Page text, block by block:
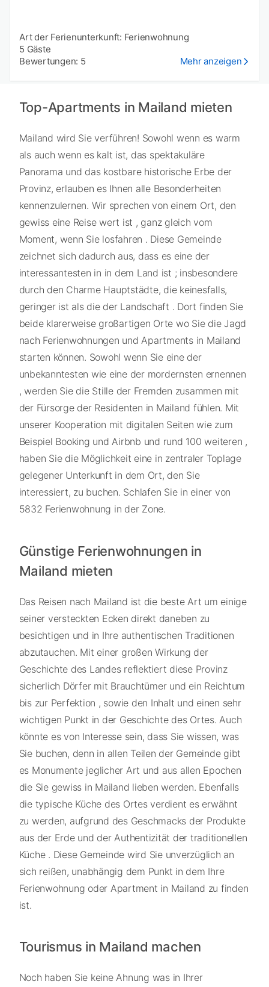
Art der Ferienunterkunft: Ferienwohnung
5 Gäste
Bewertungen: 5
Mehr anzeigen
Top-Apartments in Mailand mieten
Mailand wird Sie verführen! Sowohl wenn es warm
als auch wenn es kalt ist, das spektakuläre
Panorama und das kostbare historische Erbe der
Provinz, erlauben es Ihnen alle Besonderheiten
kennenzulernen. Wir sprechen von einem Ort, den
gewiss eine Reise wert ist , ganz gleich vom
Moment, wenn Sie losfahren . Diese Gemeinde
zeichnet sich dadurch aus, dass es eine der
interessantesten in in dem Land ist ; insbesondere
durch den Charme Hauptstädte, die keinesfalls,
geringer ist als die der Landschaft . Dort finden Sie
beide klarerweise großartigen Orte wo Sie die Jagd
nach Ferienwohnungen und Apartments in Mailand
starten können. Sowohl wenn Sie eine der
unbekanntesten wie eine der mordernsten ernennen
, werden Sie die Stille der Fremden zusammen mit
der Fürsorge der Residenten in Mailand fühlen. Mit
unserer Kooperation mit digitalen Seiten wie zum
Beispiel Booking und Airbnb und rund 100 weiteren ,
haben Sie die Möglichkeit eine in zentraler Toplage
gelegener Unterkunft in dem Ort, den Sie
interessiert, zu buchen. Schlafen Sie in einer von
5832 Ferienwohnung in der Zone.
Günstige Ferienwohnungen in
Mailand mieten
Das Reisen nach Mailand ist die beste Art um einige
seiner versteckten Ecken direkt daneben zu
besichtigen und in Ihre authentischen Traditionen
abzutauchen. Mit einer großen Wirkung der
Geschichte des Landes reflektiert diese Provinz
sicherlich Dörfer mit Brauchtümer und ein Reichtum
bis zur Perfektion , sowie den Inhalt und einen sehr
wichtigen Punkt in der Geschichte des Ortes. Auch
könnte es von Interesse sein, dass Sie wissen, was
Sie buchen, denn in allen Teilen der Gemeinde gibt
es Monumente jeglicher Art und aus allen Epochen
die Sie gewiss in Mailand lieben werden. Ebenfalls
die typische Küche des Ortes verdient es erwähnt
zu werden, aufgrund des Geschmacks der Produkte
aus der Erde und der Authentizität der traditionellen
Küche . Diese Gemeinde wird Sie unverzüglich an
sich reißen, unabhängig dem Punkt in dem Ihre
Ferienwohnung oder Apartment in Mailand zu finden
ist.
Tourismus in Mailand machen
Noch haben Sie keine Ahnung was in Ihrer